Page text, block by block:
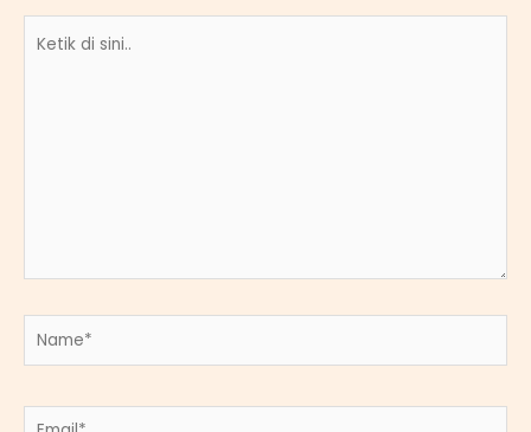
Name*
Email*